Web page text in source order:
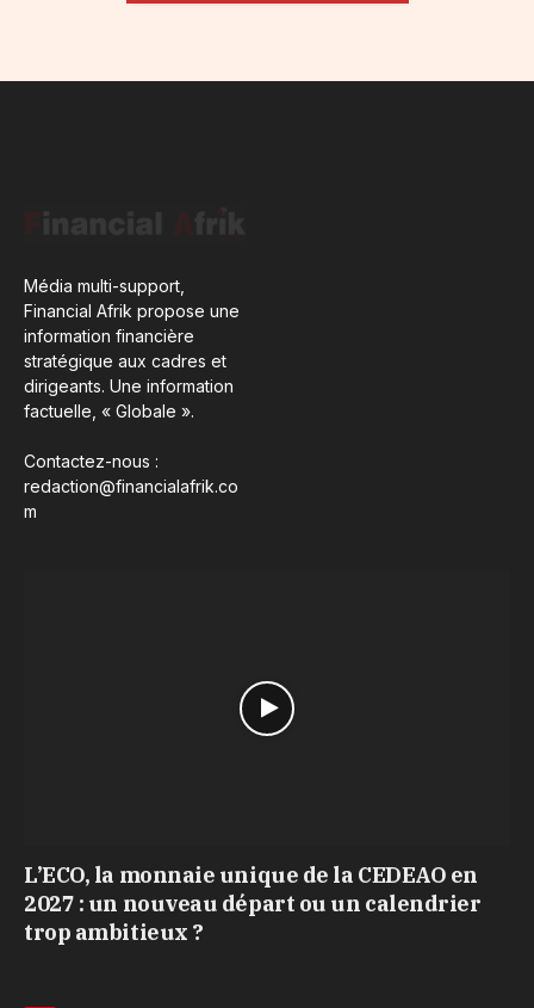
Média multi-support,
Financial Afrik propose une
information financière
stratégique aux cadres et
dirigeants. Une information
factuelle, « Globale ».
Contactez-nous :
redaction@financialafrik.co
m
L’ECO, la monnaie unique de la CEDEAO en
2027 : un nouveau départ ou un calendrier
trop ambitieux ?